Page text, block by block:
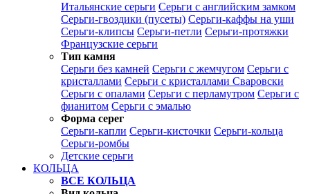
Итальянские серьги Серьги с английским замком
Серьги-гвоздики (пусеты) Серьги-каффы на уши
Серьги-клипсы Серьги-петли Серьги-протяжки
Французские серьги
Тип камня
Серьги без камней Серьги с жемчугом Серьги с
кристаллами Серьги с кристаллами Сваровски
Серьги с опалами Серьги с перламутром Серьги с
фианитом Серьги с эмалью
Форма серег
Серьги-капли Серьги-кисточки Серьги-кольца
Серьги-ромбы
Детские серьги
КОЛЬЦА
ВСЕ КОЛЬЦА